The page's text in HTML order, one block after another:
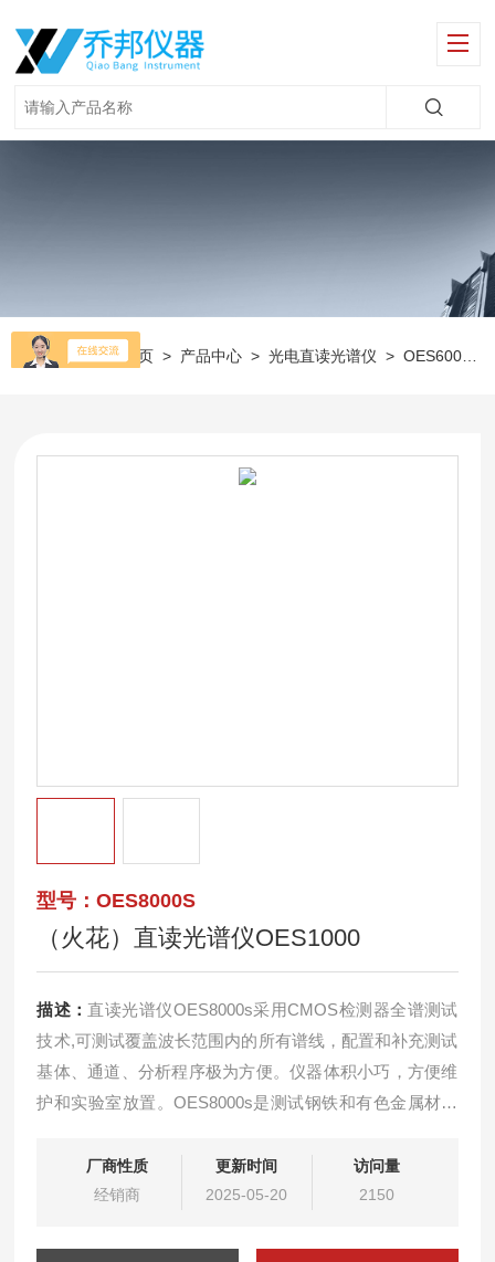
当前位置： 首页 > 产品中心 >光电直读光谱仪 >OES6000光电直读
型号：OES8000S
（火花）直读光谱仪OES1000
描述： 直读光谱仪OES8000s采用CMOS检测器全谱测试
技术,可测试覆盖波长范围内的所有谱线，配置和补充测试
基体、通道、分析程序极为方便。仪器体积小巧，方便维
护和实验室放置。OES8000s是测试钢铁和有色金属材料
基体、Ti基体、Pb基体
厂商性质
经销商
更新时间
2025-05-20
访问量
2150